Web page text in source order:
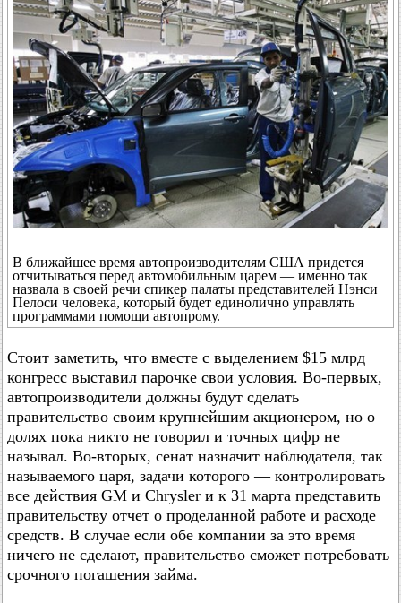
В ближайшее время автопроизводителям США придется
отчитываться перед автомобильным царем — именно так
назвала в своей речи спикер палаты представителей Нэнси
Пелоси человека, который будет единолично управлять
программами помощи автопрому.
Стоит заметить, что вместе с выделением $15 млрд
конгресс выставил парочке свои условия. Во-первых,
автопроизводители должны будут сделать
правительство своим крупнейшим акционером, но о
долях пока никто не говорил и точных цифр не
называл. Во-вторых, сенат назначит наблюдателя, так
называемого царя, задачи которого — контролировать
все действия GM и Chrysler и к 31 марта представить
правительству отчет о проделанной работе и расходе
средств. В случае если обе компании за это время
ничего не сделают, правительство сможет потребовать
срочного погашения займа.